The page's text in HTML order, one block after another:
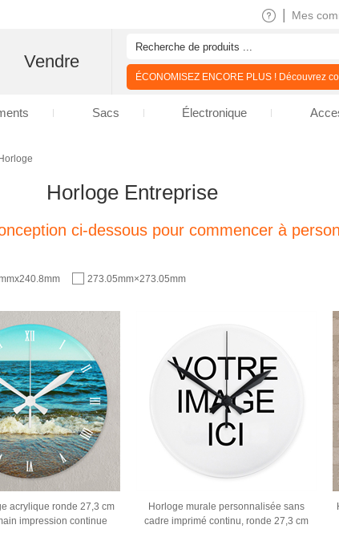
Horloge
Horloge Entreprise
ci-dessous pour commencer à
273.05mm×273.05mm
acrylique ronde 27,3 cm
impression continue
Horloge murale personnalisée sans
cadre imprimé continu, ronde 27,3 cm
Mes
Vendre
ÉCONOMISEZ ENCORE PLUS ! Découvrez
Sacs Électronique